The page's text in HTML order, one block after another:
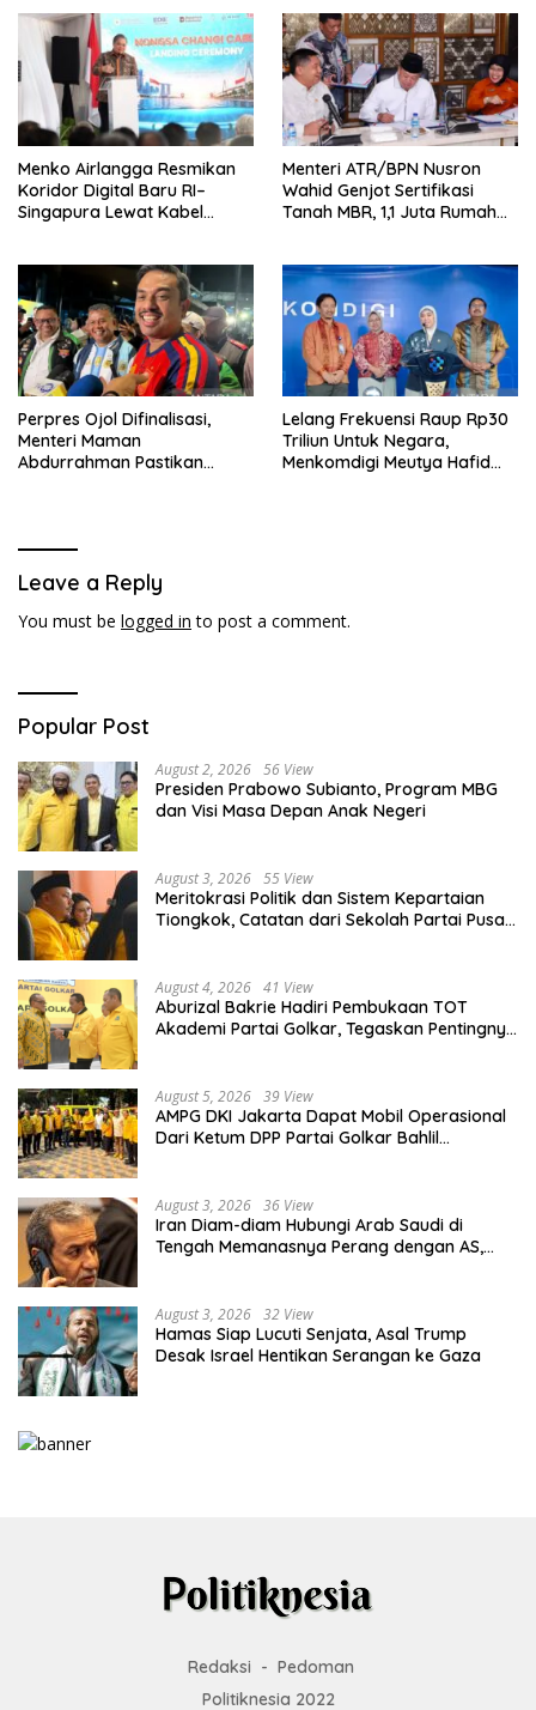
Menko Airlangga Resmikan
Koridor Digital Baru RI–
Singapura Lewat Kabel
Menteri ATR/BPN Nusron
Wahid Genjot Sertifikasi
Tanah MBR, 1,1 Juta Rumah
Perpres Ojol Difinalisasi,
Menteri Maman
Abdurrahman Pastikan
Lelang Frekuensi Raup Rp30
Triliun Untuk Negara,
Menkomdigi Meutya Hafid
Leave a Reply
You must be logged in to post a comment.
Popular Post
August 2, 2026 56 View
Presiden Prabowo Subianto, Program MBG
dan Visi Masa Depan Anak Negeri
August 3, 2026 55 View
Meritokrasi Politik dan Sistem Kepartaian
Tiongkok, Catatan dari Sekolah Partai Pusat
August 4, 2026 41 View
Aburizal Bakrie Hadiri Pembukaan TOT
Akademi Partai Golkar, Tegaskan Pentingnya
August 5, 2026 39 View
AMPG DKI Jakarta Dapat Mobil Operasional
Dari Ketum DPP Partai Golkar Bahlil
August 3, 2026 36 View
Iran Diam-diam Hubungi Arab Saudi di
Tengah Memanasnya Perang dengan AS,
August 3, 2026 32 View
Hamas Siap Lucuti Senjata, Asal Trump
Desak Israel Hentikan Serangan ke Gaza
Redaksi
Pedoman
Politiknesia 2022